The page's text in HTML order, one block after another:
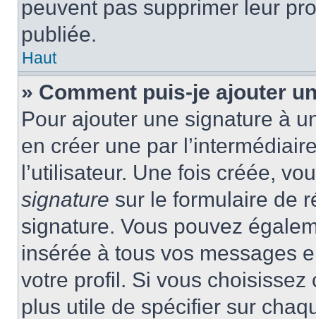
peuvent pas supprimer leur
publiée.
Haut
» Comment puis-je ajouter
Pour ajouter une signature à
en créer une par
l’utilisateur. Une fois créée,
signature sur le formulaire de
signature. Vous pouvez
insérée à tous vos messages
votre profil. Si vous
plus utile de spécifier sur